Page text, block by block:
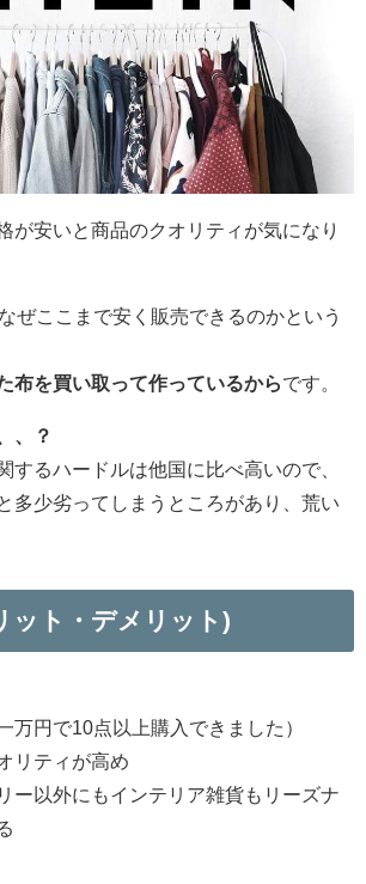
が安いと商品のクオリティが気になり
ぜここまで安く販売できるのかという
布を買い取って作っているからです。
、？
るハードルは他国に比べ高いので、
多少劣ってしまうところがあり、荒い
ット・デメリット)
万円で10点以上購入できました）
リティが高め
ー以外にもインテリア雑貨もリーズナ